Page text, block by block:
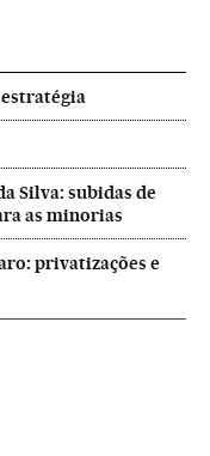
Silva: subidas de
as minorias
privatizações e